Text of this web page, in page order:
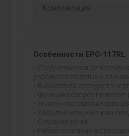
Комплектация
Особенности EPC-117RL
• Среднетяжелая
дорожного полотна и
• Виброплита передает
• Функция реверса
• Усиленная
• Закрытый кожух на
• Складная ручка.
• Набор полезных